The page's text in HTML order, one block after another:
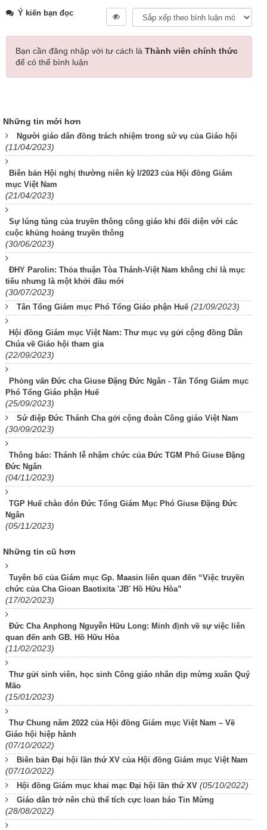
Ý kiến bạn đọc
Bạn cần đăng nhập với tư cách là Thành viên chính thức
để có thể bình luận
Những tin mới hơn
Người giáo dân đồng trách nhiệm trong sứ vụ của Giáo hội
(11/04/2023)
Biên bản Hội nghị thường niên kỳ I/2023 của Hội đồng Giám
mục Việt Nam
(21/04/2023)
Sự lúng túng của truyền thông công giáo khi đối diện với các
cuộc khủng hoảng truyền thông
(30/06/2023)
ĐHY Parolin: Thỏa thuận Tòa Thánh-Việt Nam không chỉ là mục
tiêu nhưng là một khởi đầu mới
(30/07/2023)
Tân Tổng Giám mục Phó Tổng Giáo phận Huế (21/09/2023)
Hội đồng Giám mục Việt Nam: Thư mục vụ gửi cộng đồng Dân
Chúa về Giáo hội tham gia
(22/09/2023)
Phỏng vấn Đức cha Giuse Đặng Đức Ngân - Tân Tổng Giám mục
Phó Tổng Giáo phận Huế
(25/09/2023)
Sứ điệp Đức Thánh Cha gởi cộng đoàn Công giáo Việt Nam
(30/09/2023)
Thông báo: Thánh lễ nhậm chức của Đức TGM Phó Giuse Đặng
Đức Ngân
(04/11/2023)
TGP Huế chào đón Đức Tổng Giám Mục Phó Giuse Đặng Đức
Ngân
(05/11/2023)
Những tin cũ hơn
Tuyên bố của Giám mục Gp. Maasin liên quan đến “Việc truyền
chức của Cha Gioan Baotixita 'JB' Hồ Hữu Hòa”
(17/02/2023)
Đức Cha Anphong Nguyễn Hữu Long: Minh định về sự việc liên
quan đến anh GB. Hồ Hữu Hòa
(11/02/2023)
Thư gửi sinh viên, học sinh Công giáo nhân dịp mừng xuân Quý
Mão
(15/01/2023)
Thư Chung năm 2022 của Hội đồng Giám mục Việt Nam – Về
Giáo hội hiệp hành
(07/10/2022)
Biên bản Đại hội lần thứ XV của Hội đồng Giám mục Việt Nam
(07/10/2022)
Hội đồng Giám mục khai mạc Đại hội lần thứ XV (05/10/2022)
Giáo dân trở nên chủ thể tích cực loan báo Tin Mừng
(28/08/2022)